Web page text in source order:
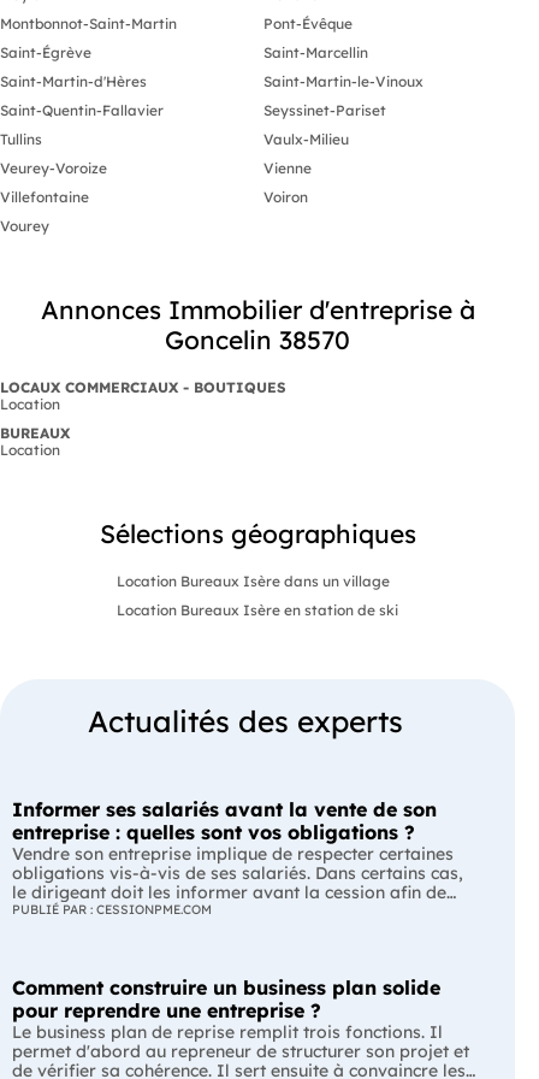
Montbonnot-Saint-Martin
Pont-Évêque
Saint-Égrève
Saint-Marcellin
Saint-Martin-d'Hères
Saint-Martin-le-Vinoux
Saint-Quentin-Fallavier
Seyssinet-Pariset
Tullins
Vaulx-Milieu
Veurey-Voroize
Vienne
Villefontaine
Voiron
Vourey
Annonces Immobilier d'entreprise à
Goncelin 38570
LOCAUX COMMERCIAUX - BOUTIQUES
Location
BUREAUX
Location
Sélections géographiques
Location Bureaux Isère dans un village
Location Bureaux Isère en station de ski
Actualités des experts
Informer ses salariés avant la vente de son
entreprise : quelles sont vos obligations ?
Vendre son entreprise implique de respecter certaines
obligations vis-à-vis de ses salariés. Dans certains cas,
le dirigeant doit les informer avant la cession afin de
leur permettre, s'ils le souhaitent, de présenter une offre
L'essentiel Les entreprises de moins de 250 salariés sont
soumises, dans certains cas, à une obligation
d'information préalable des salariés. Cette obligation
concerne la vente d'un fonds de commerce ou la cession
de la majorité des titres d'une société. Le délai
PUBLIÉ PAR : CESSIONPME.COM
Comment construire un business plan solide
pour reprendre une entreprise ?
Le business plan de reprise remplit trois fonctions. Il
permet d'abord au repreneur de structurer son projet et
de vérifier sa cohérence. Il sert ensuite à convaincre les